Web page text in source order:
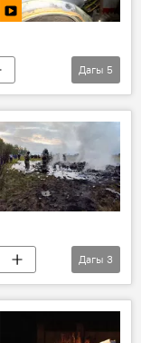
Дагы 5
Дагы 3